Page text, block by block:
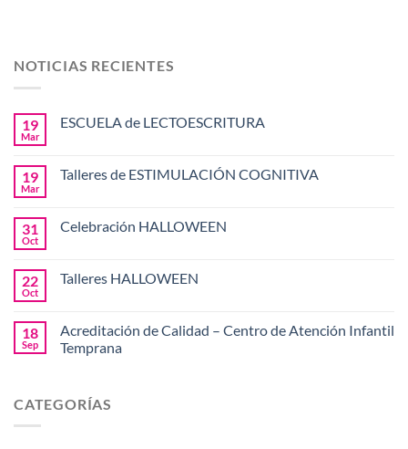
NOTICIAS RECIENTES
19
Mar
ESCUELA de LECTOESCRITURA
19
Mar
Talleres de ESTIMULACIÓN COGNITIVA
31
Oct
Celebración HALLOWEEN
22
Oct
Talleres HALLOWEEN
18
Sep
Acreditación de Calidad – Centro de Atención Infantil
Temprana
CATEGORÍAS